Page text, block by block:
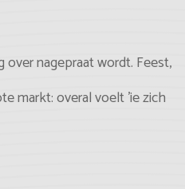
nagepraat wordt. Feest,
markt: overal voelt 'ie zich